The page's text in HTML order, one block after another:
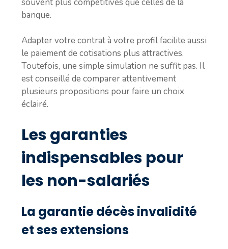
banque.
Adapter votre contrat à votre profil facilite aussi
le paiement de cotisations plus attractives.
Toutefois, une simple simulation ne suffit pas. Il
est conseillé de comparer attentivement
plusieurs propositions pour faire un choix
éclairé.
Les garanties
indispensables pour
les non-salariés
La garantie décès invalidité
et ses extensions